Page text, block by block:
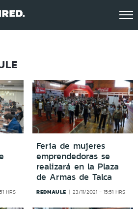
al contenido
HRS
Feria de mujeres
emprendedoras se
realizará en la Plaza
de Armas de Talca
REDMAULE 23/11/2021 - 15:51 HRS